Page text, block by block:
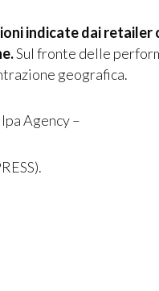
indicate dai retailer
Sul fronte delle
geografica.
Agency –